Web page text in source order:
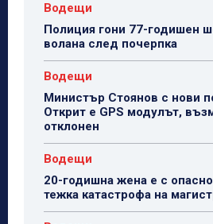
Водещи
Полиция гони 77-годишен
волана след почерпка
Водещи
Министър Стоянов с нови
Открит е GPS модулът,
отклонен
Водещи
20-годишна жена е с
тежка катастрофа на